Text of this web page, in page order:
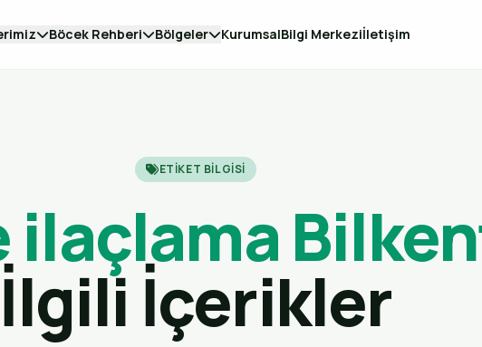
Böcek Rehberi Bölgeler KurumsalBilgi Merkeziİletişim
ETIKET BILGISI
ilaçlama
İlgili İçerikler